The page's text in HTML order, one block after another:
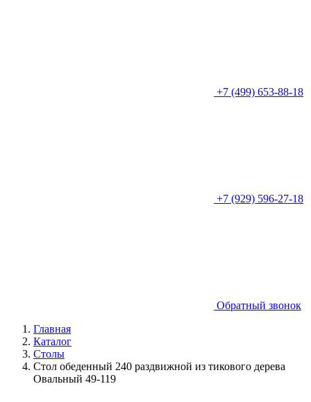
+7 (499) 653-88-18
+7 (929) 596-27-18
Обратный звонок
Главная
Каталог
Столы
Стол обеденный 240 раздвижной из тикового дерева
Овальный 49-119